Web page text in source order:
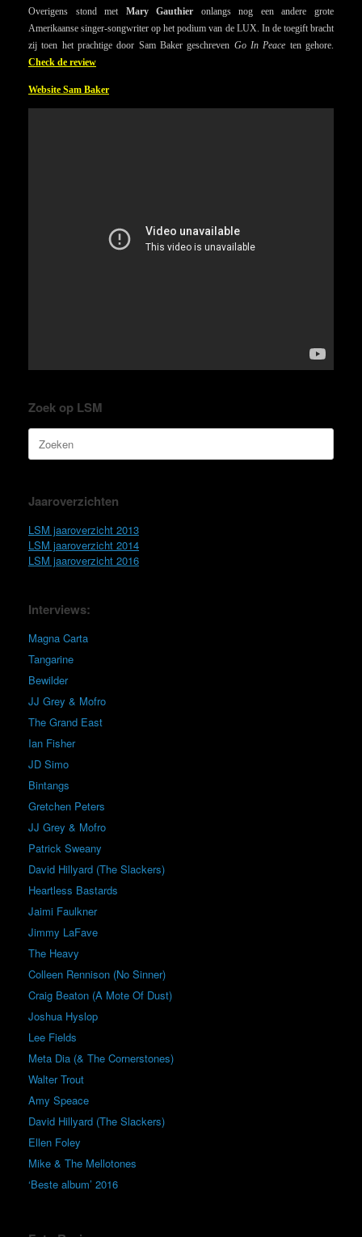
Overigens stond met Mary Gauthier onlangs nog een andere grote
Amerikaanse singer-songwriter op het podium van de LUX. In de toegift bracht
zij toen het prachtige door Sam Baker geschreven Go In Peace ten gehore.
Check de review
Website Sam Baker
Zoek op LSM
Zoeken
naar:
Jaaroverzichten
LSM jaaroverzicht 2013
LSM jaaroverzicht 2014
LSM jaaroverzicht 2016
Interviews:
Magna Carta
Tangarine
Bewilder
JJ Grey & Mofro
The Grand East
Ian Fisher
JD Simo
Bintangs
Gretchen Peters
JJ Grey & Mofro
Patrick Sweany
David Hillyard (The Slackers)
Heartless Bastards
Jaimi Faulkner
Jimmy LaFave
The Heavy
Colleen Rennison (No Sinner)
Craig Beaton (A Mote Of Dust)
Joshua Hyslop
Lee Fields
Meta Dia (& The Cornerstones)
Walter Trout
Amy Speace
David Hillyard (The Slackers)
Ellen Foley
Mike & The Mellotones
‘Beste album’ 2016